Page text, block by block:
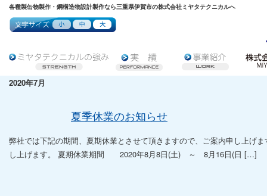
各種製缶物製作・鋼構造物設計製作なら三重県伊賀市の株式会社ミヤタテクニカルへ
2020年7月
夏季休業のお知らせ
弊社では下記の期間、夏期休業とさせて頂きますので、ご案内申し上げ
し上げます。 夏期休業期間 2020年8月8日(土) ～ 8月16日(日 […]